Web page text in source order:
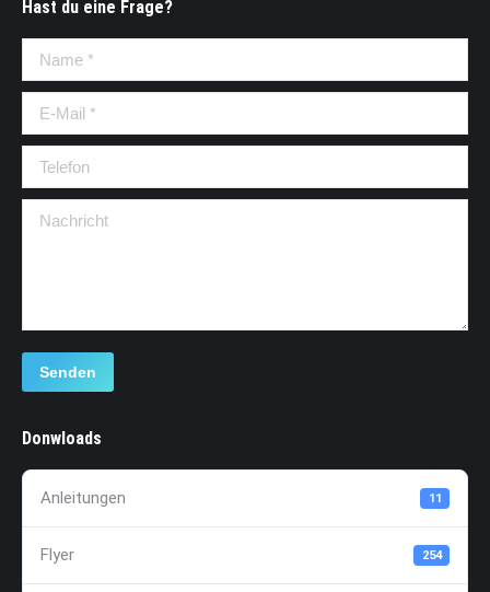
Hast du eine Frage?
Name *
E-Mail *
Telefon
Nachricht
Senden
Donwloads
Anleitungen 11
Flyer 254